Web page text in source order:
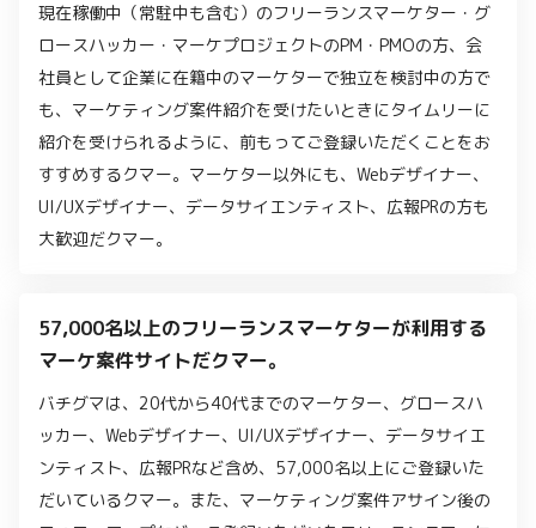
現在稼働中（常駐中も含む）のフリーランスマーケター・グ
ロースハッカー・マーケプロジェクトのPM・PMOの方、会
社員として企業に在籍中のマーケターで独立を検討中の方で
も、マーケティング案件紹介を受けたいときにタイムリーに
紹介を受けられるように、前もってご登録いただくことをお
すすめするクマー。マーケター以外にも、Webデザイナー、
UI/UXデザイナー、データサイエンティスト、広報PRの方も
大歓迎だクマー。
57,000名以上のフリーランスマーケターが利用する
マーケ案件サイトだクマー。
バチグマは、20代から40代までのマーケター、グロースハ
ッカー、Webデザイナー、UI/UXデザイナー、データサイエ
ンティスト、広報PRなど含め、57,000名以上にご登録いた
だいているクマー。また、マーケティング案件アサイン後の